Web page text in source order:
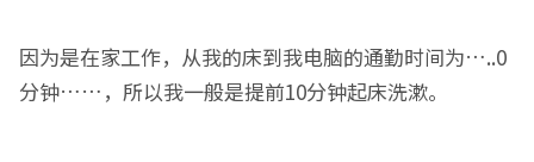
因为是在家工作，从我的床到我电脑的通勤时间为…..0
分钟……，所以我一般是提前10分钟起床洗漱。